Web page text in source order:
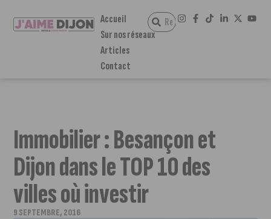
Accueil
Sur nos réseaux
Articles
Contact
Immobilier : Besançon et
Dijon dans le TOP 10 des
villes où investir
9 SEPTEMBRE, 2016